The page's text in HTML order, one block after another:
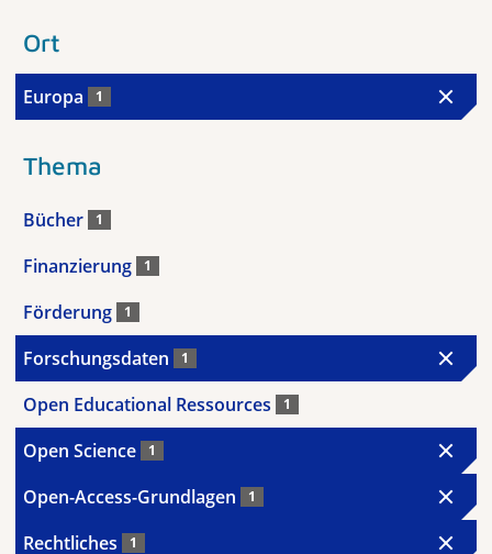
Ort
Europa 1
Thema
Bücher 1
Finanzierung 1
Förderung 1
Forschungsdaten 1
Open Educational Ressources 1
Open Science 1
Open-Access-Grundlagen 1
Rechtliches 1